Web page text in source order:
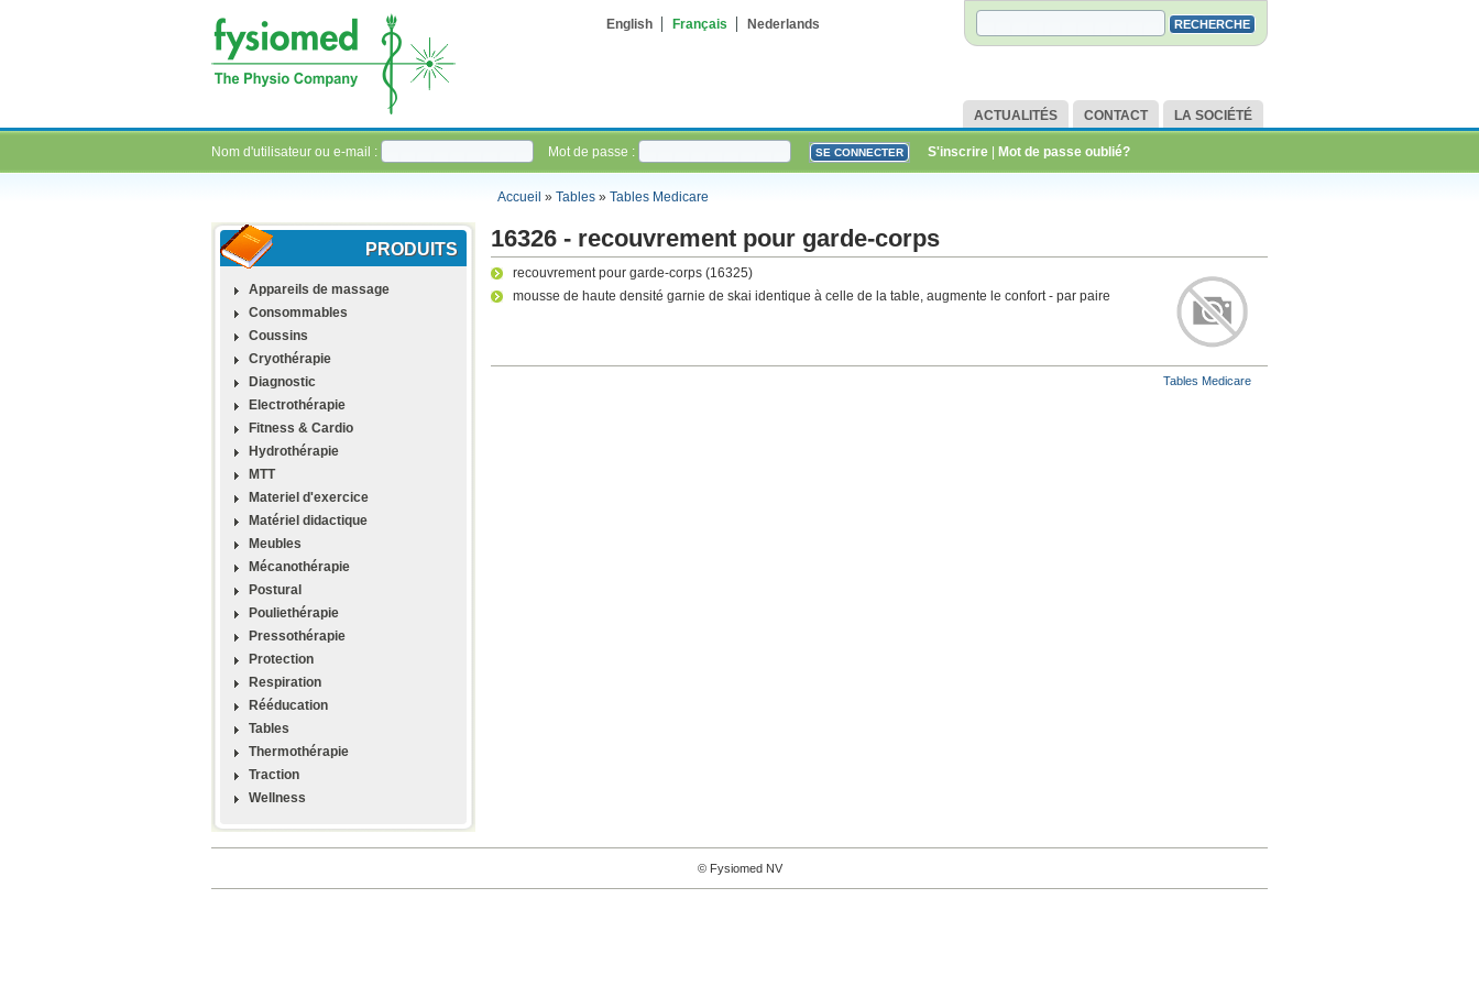
English Français Nederlands
ACTUALITÉS CONTACT LA SOCIÉTÉ
Nom d'utilisateur ou e-mail : Mot de passe : S'inscrire Mot de passe oublié?
Accueil » Tables» Tables Medicare
PRODUITS
Appareils de massage
Consommables
Coussins
Cryothérapie
Diagnostic
Electrothérapie
Fitness & Cardio
Hydrothérapie
MTT
Materiel d'exercice
Matériel didactique
Meubles
Mécanothérapie
Postural
Pouliethérapie
Pressothérapie
Protection
Respiration
Rééducation
Tables
Thermothérapie
Traction
Wellness
16326 - recouvrement pour garde-corps
recouvrement pour garde-corps (16325)
mousse de haute densité garnie de skai identique à celle de la table, augmente le confort - par paire
Tables Medicare
© Fysiomed NV